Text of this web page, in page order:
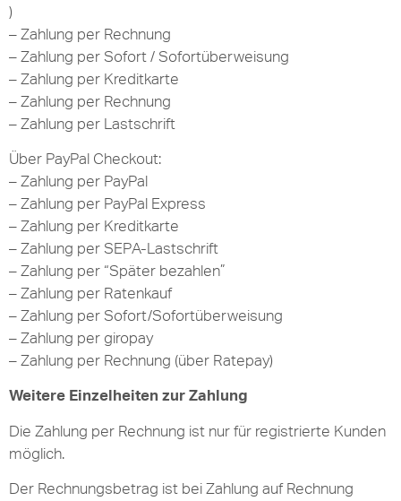
)
– Zahlung per Rechnung
– Zahlung per Sofort / Sofortüberweisung
– Zahlung per Kreditkarte
– Zahlung per Rechnung
– Zahlung per Lastschrift
Über PayPal Checkout:
– Zahlung per PayPal
– Zahlung per PayPal Express
– Zahlung per Kreditkarte
– Zahlung per SEPA-Lastschrift
– Zahlung per “Später bezahlen”
– Zahlung per Ratenkauf
– Zahlung per Sofort/Sofortüberweisung
– Zahlung per giropay
– Zahlung per Rechnung (über Ratepay)
Weitere Einzelheiten zur Zahlung
Die Zahlung per Rechnung ist nur für registrierte Kunden
möglich.
Der Rechnungsbetrag ist bei Zahlung auf Rechnung